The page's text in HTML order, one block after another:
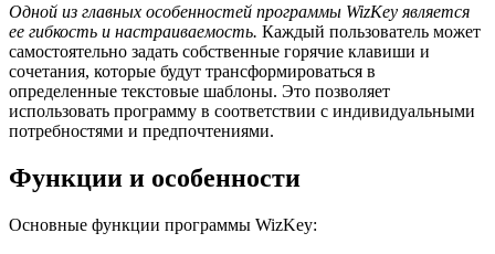
Одной из главных особенностей программы WizKey является
ее гибкость и настраиваемость. Каждый пользователь может
самостоятельно задать собственные горячие клавиши и
сочетания, которые будут трансформироваться в
определенные текстовые шаблоны. Это позволяет
использовать программу в соответствии с индивидуальными
потребностями и предпочтениями.
Функции и особенности
Основные функции программы WizKey: